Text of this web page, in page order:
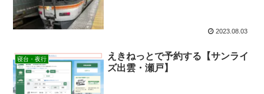
2023.08.03
寝台・夜行
えきねっとで予約する【サンライ
ズ出雲・瀬戸】